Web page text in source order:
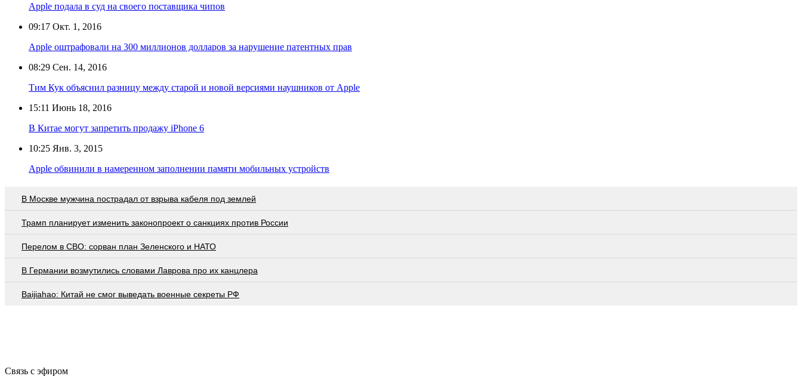
Apple подала в суд на своего поставщика чипов
09:17 Окт. 1, 2016
Apple оштрафовали на 300 миллионов долларов за нарушение патентных прав
08:29 Сен. 14, 2016
Тим Кук объяснил разницу между старой и новой версиями наушников от Apple
15:11 Июнь 18, 2016
В Китае могут запретить продажу iPhone 6
10:25 Янв. 3, 2015
Apple обвинили в намеренном заполнении памяти мобильных устройств
В Москве мужчина пострадал от взрыва кабеля под землей
Трамп планирует изменить законопроект о санкциях против России
Перелом в СВО: сорван план Зеленского и НАТО
В Германии возмутились словами Лаврова про их канцлера
Baijiahao: Китай не смог выведать военные секреты РФ
Связь с эфиром